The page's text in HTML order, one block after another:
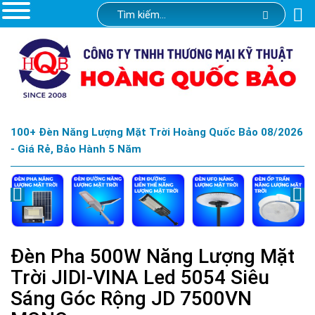
100+ Đèn Năng Lượng Mặt Trời Hoàng Quốc Bảo 08/2026
- Giá Rẻ, Bảo Hành 5 Năm
Đèn Pha 500W Năng Lượng Mặt
Trời JIDI-VINA Led 5054 Siêu
Sáng Góc Rộng JD 7500VN